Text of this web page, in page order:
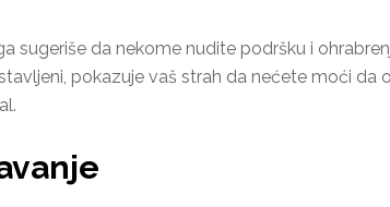
sugeriše da nekome nudite podršku i
pokazuje vaš strah da nećete moći